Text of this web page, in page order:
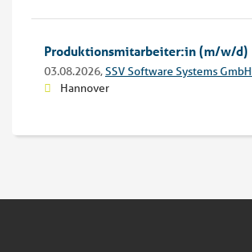
Produktionsmitarbeiter:in (m/w/d)
03.08.2026,SSV Software Systems GmbH
Hannover